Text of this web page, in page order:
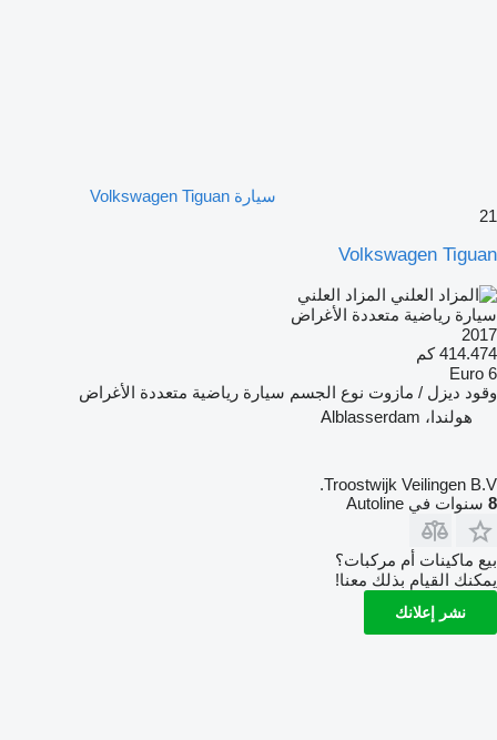
سيارة Volkswagen Tiguan
21
Volkswagen Tiguan
المزاد العلني
سيارة رياضية متعددة الأغراض
2017
414.474 كم
Euro 6
وقود ديزل / مازوت نوع الجسم سيارة رياضية متعددة الأغراض
هولندا، Alblasserdam
Troostwijk Veilingen B.V.
8 سنوات في Autoline
بيع ماكينات أم مركبات؟
يمكنك القيام بذلك معنا!
نشر إعلانك